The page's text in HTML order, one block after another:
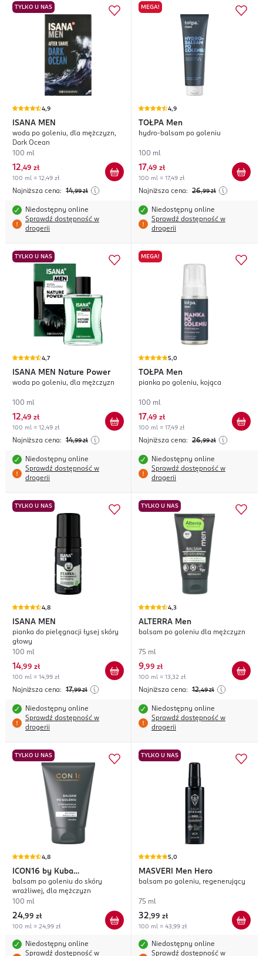
TYLKO U NAS
4,9
ISANA MEN
woda po goleniu, dla mężczyzn,
Dark Ocean
100 ml
12,49 zł
100 ml = 12,49 zł
Najniższa cena: 14,99 zł
Niedostępny online
Sprawdź dostępność w
drogerii
MEGA!
4,9
TOŁPA Men
hydro-balsam po goleniu
100 ml
17,49 zł
100 ml = 17,49 zł
Najniższa cena: 26,99 zł
Niedostępny online
Sprawdź dostępność w
drogerii
TYLKO U NAS
4,7
ISANA MEN Nature Power
woda po goleniu, dla mężczyzn
100 ml
12,49 zł
100 ml = 12,49 zł
Najniższa cena: 14,99 zł
Niedostępny online
Sprawdź dostępność w
drogerii
MEGA!
5,0
TOŁPA Men
pianka po goleniu, kojąca
100 ml
17,49 zł
100 ml = 17,49 zł
Najniższa cena: 26,99 zł
Niedostępny online
Sprawdź dostępność w
drogerii
TYLKO U NAS
4,8
ISANA MEN
pianka do pielęgnacji łysej skóry
głowy
100 ml
14,99 zł
100 ml = 14,99 zł
Najniższa cena: 17,99 zł
Niedostępny online
Sprawdź dostępność w
drogerii
TYLKO U NAS
4,3
ALTERRA Men
balsam po goleniu dla mężczyzn
75 ml
9,99 zł
100 ml = 13,32 zł
Najniższa cena: 12,49 zł
Niedostępny online
Sprawdź dostępność w
drogerii
TYLKO U NAS
4,8
ICON16 by Kuba
Błaszczykowski
balsam po goleniu do skóry
wrażliwej, dla mężczyzn
100 ml
24,99 zł
100 ml = 24,99 zł
Niedostępny online
Sprawdź dostępność w
TYLKO U NAS
5,0
MASVERI Men Hero
balsam po goleniu, regenerujący
75 ml
32,99 zł
100 ml = 43,99 zł
Niedostępny online
Sprawdź dostępność w